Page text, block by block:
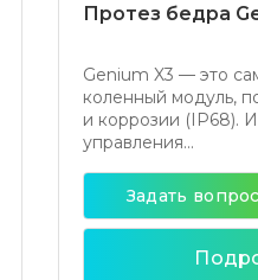
Протез бедра
Genium X3 — это
коленный модуль,
и коррозии (IP68).
управления...
Задать вопрос